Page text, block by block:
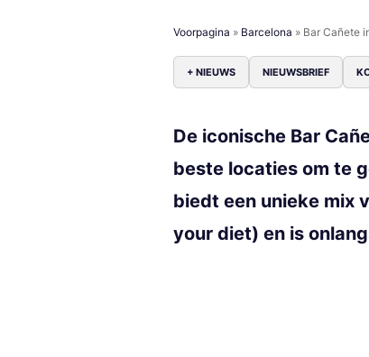
Voorpagina » Barcelona » Bar Cañete
+ NIEUWS NIEUWSBRIEF
De iconische Bar
beste locaties om te
biedt een unieke mix
your diet) en is